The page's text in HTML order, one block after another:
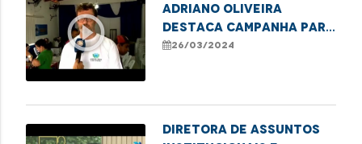
play_circle_outline
Adriano Oliveira
destaca campanha para
emissão de título de
26/03/2024
Diretora de Assuntos